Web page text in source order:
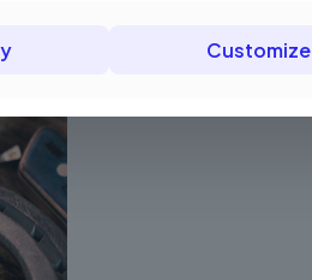
Customize